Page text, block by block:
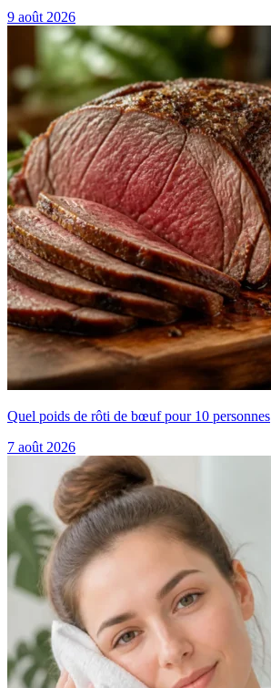
9 août 2026
Quel poids de rôti de bœuf pour 10 personnes
7 août 2026